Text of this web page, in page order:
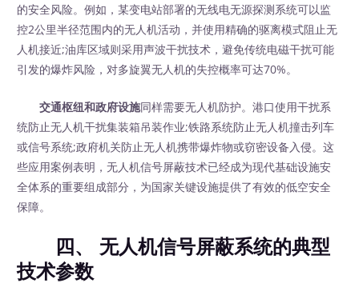
的安全风险。例如，某变电站部署的无线电无源探测系统可以监
控2公里半径范围内的无人机活动，并使用精确的驱离模式阻止无
人机接近;油库区域则采用声波干扰技术，避免传统电磁干扰可能
引发的爆炸风险，对多旋翼无人机的失控概率可达70%。
交通枢纽和政府设施同样需要无人机防护。港口使用干扰系
统防止无人机干扰集装箱吊装作业;铁路系统防止无人机撞击列车
或信号系统;政府机关防止无人机携带爆炸物或窃密设备入侵。这
些应用案例表明，无人机信号屏蔽技术已经成为现代基础设施安
全体系的重要组成部分，为国家关键设施提供了有效的低空安全
保障。
四、 无人机信号屏蔽系统的典型
技术参数